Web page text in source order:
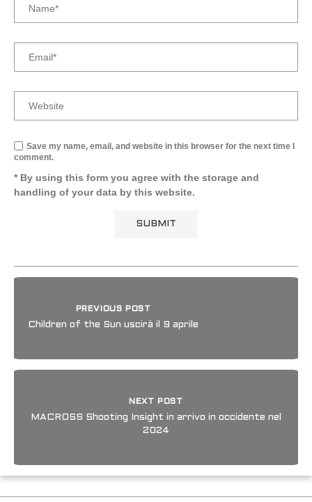
Save my name, email, and website in this browser for the next time I
comment.
* By using this form you agree with the storage and
handling of your data by this website.
PREVIOUS POST
Children of the Sun uscirà il 9 aprile
NEXT POST
MACROSS Shooting Insight in arrivo in occidente nel
2024